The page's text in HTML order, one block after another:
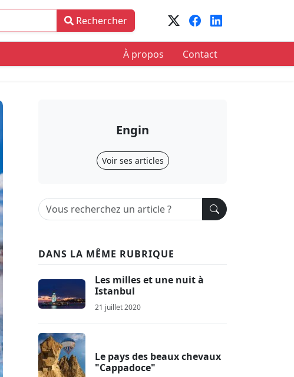
Rechercher
À propos Contact
Engin
Voir ses articles
DANS LA MÊME RUBRIQUE
Les milles et une nuit à
Istanbul
21 juillet 2020
Le pays des beaux chevaux
"Cappadoce"